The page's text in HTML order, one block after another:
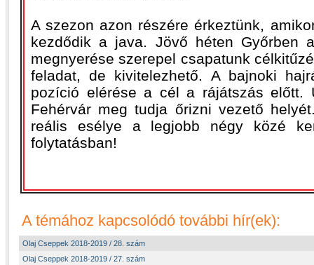
A szezon azon részére érkeztünk,
kezdődik a java. Jövő héten Győrben
megnyerése szerepel csapatunk
feladat, de kivitelezhető. A bajnoki
pozíció elérése a cél a rájátszás előtt.
Fehérvár meg tudja őrizni vezető
reális esélye a legjobb négy közé
folytatásban!
A témához kapcsolódó további hír(ek):
Olaj Cseppek 2018-2019 / 28. szám
Olaj Cseppek 2018-2019 / 27. szám